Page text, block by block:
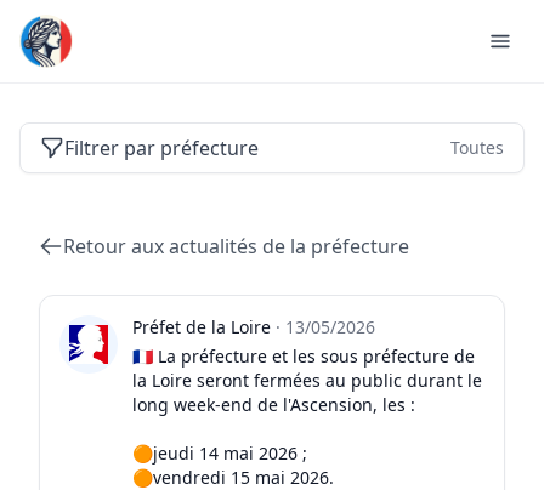
Actualités des préfectures de France
Filtrer par préfecture Toutes
Retour aux actualités de la préfecture
Préfet de la Loire · 13/05/2026
🇫🇷 La préfecture et les sous préfecture de
la Loire seront fermées au public durant le
long week-end de l'Ascension, les :
🟠jeudi 14 mai 2026 ;
🟠vendredi 15 mai 2026.